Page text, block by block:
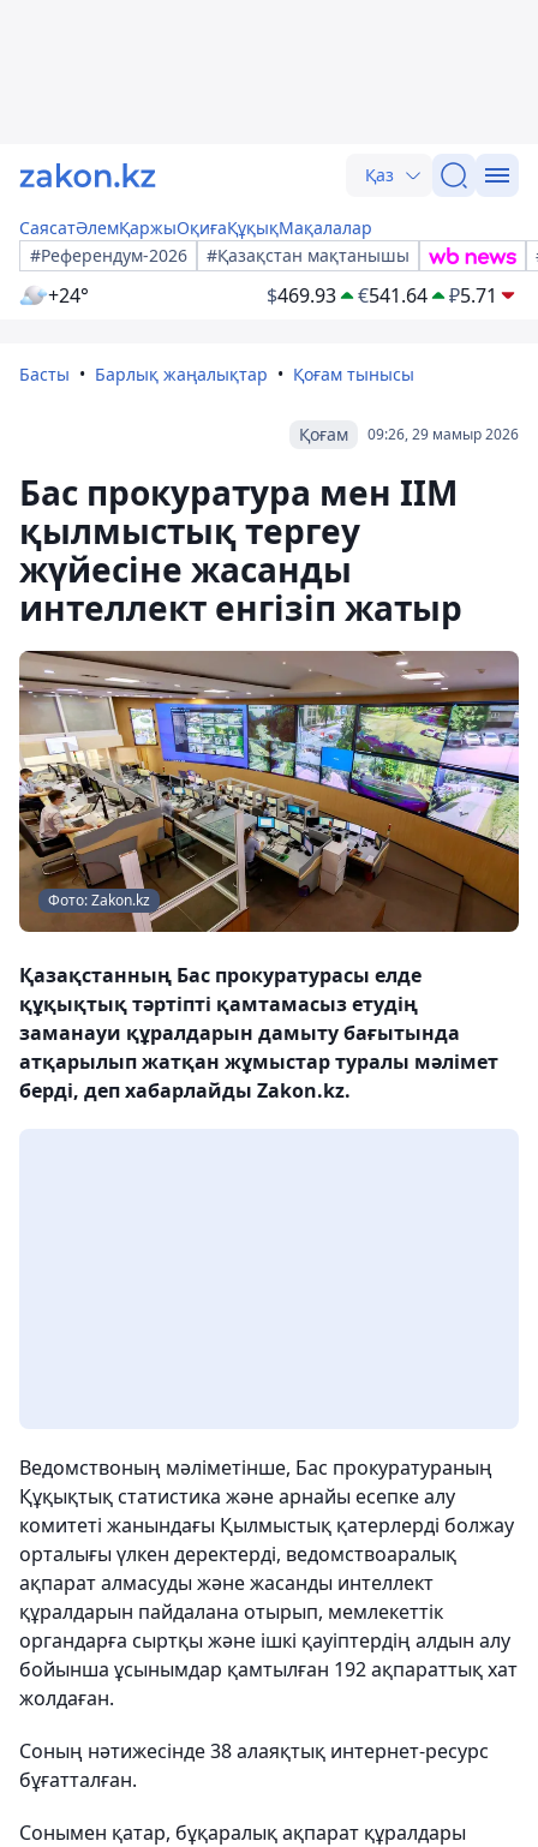
Қаз
СаясатӘлемҚаржыОқиғаҚұқықМақалалар
#Референдум-2026
#Қазақстан мақтанышы
+24° $469.93 €541.64 ₽5.71
Басты Барлық жаңалықтар Қоғам тынысы
09:26, 29 мамыр 2026
Қоғам
Бас прокуратура мен ІІМ
қылмыстық тергеу
жүйесіне жасанды
интеллект енгізіп жатыр
Фото: Zakon.kz
Қазақстанның Бас прокуратурасы елде
құқықтық тәртіпті қамтамасыз етудің
заманауи құралдарын дамыту бағытында
атқарылып жатқан жұмыстар туралы мәлімет
берді, деп хабарлайды Zakon.kz.
Ведомствоның мәліметінше, Бас прокуратураның
Құқықтық статистика және арнайы есепке алу
комитеті жанындағы Қылмыстық қатерлерді болжау
орталығы үлкен деректерді, ведомствоаралық
ақпарат алмасуды және жасанды интеллект
құралдарын пайдалана отырып, мемлекеттік
органдарға сыртқы және ішкі қауіптердің алдын алу
бойынша ұсынымдар қамтылған 192 ақпараттық хат
жолдаған.
Соның нәтижесінде 38 алаяқтық интернет-ресурс
бұғатталған.
Сонымен қатар, бұқаралық ақпарат құралдары